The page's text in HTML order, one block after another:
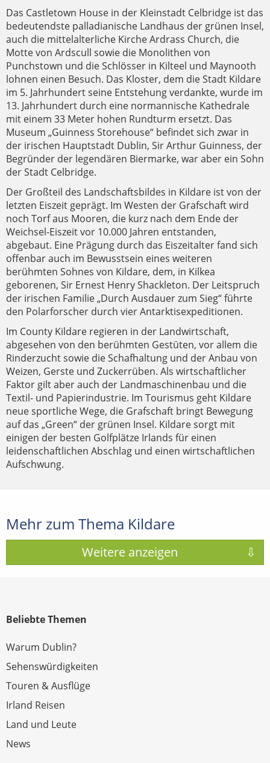
Das Castletown House in der Kleinstadt Celbridge ist das
bedeutendste palladianische Landhaus der grünen Insel,
auch die mittelalterliche Kirche Ardrass Church, die
Motte von Ardscull sowie die Monolithen von
Punchstown und die Schlösser in Kilteel und Maynooth
lohnen einen Besuch. Das Kloster, dem die Stadt Kildare
im 5. Jahrhundert seine Entstehung verdankte, wurde im
13. Jahrhundert durch eine normannische Kathedrale
mit einem 33 Meter hohen Rundturm ersetzt. Das
Museum „Guinness Storehouse“ befindet sich zwar in
der irischen Hauptstadt Dublin, Sir Arthur Guinness, der
Begründer der legendären Biermarke, war aber ein Sohn
der Stadt Celbridge.
Der Großteil des Landschaftsbildes in Kildare ist von der
letzten Eiszeit geprägt. Im Westen der Grafschaft wird
noch Torf aus Mooren, die kurz nach dem Ende der
Weichsel-Eiszeit vor 10.000 Jahren entstanden,
abgebaut. Eine Prägung durch das Eiszeitalter fand sich
offenbar auch im Bewusstsein eines weiteren
berühmten Sohnes von Kildare, dem, in Kilkea
geborenen, Sir Ernest Henry Shackleton. Der Leitspruch
der irischen Familie „Durch Ausdauer zum Sieg“ führte
den Polarforscher durch vier Antarktisexpeditionen.
Im County Kildare regieren in der Landwirtschaft,
abgesehen von den berühmten Gestüten, vor allem die
Rinderzucht sowie die Schafhaltung und der Anbau von
Weizen, Gerste und Zuckerrüben. Als wirtschaftlicher
Faktor gilt aber auch der Landmaschinenbau und die
Textil- und Papierindustrie. Im Tourismus geht Kildare
neue sportliche Wege, die Grafschaft bringt Bewegung
auf das „Green“ der grünen Insel. Kildare sorgt mit
einigen der besten Golfplätze Irlands für einen
leidenschaftlichen Abschlag und einen wirtschaftlichen
Aufschwung.
Mehr zum Thema Kildare
Beliebte Themen
Warum Dublin?
Sehenswürdigkeiten
Touren & Ausflüge
Irland Reisen
Land und Leute
News